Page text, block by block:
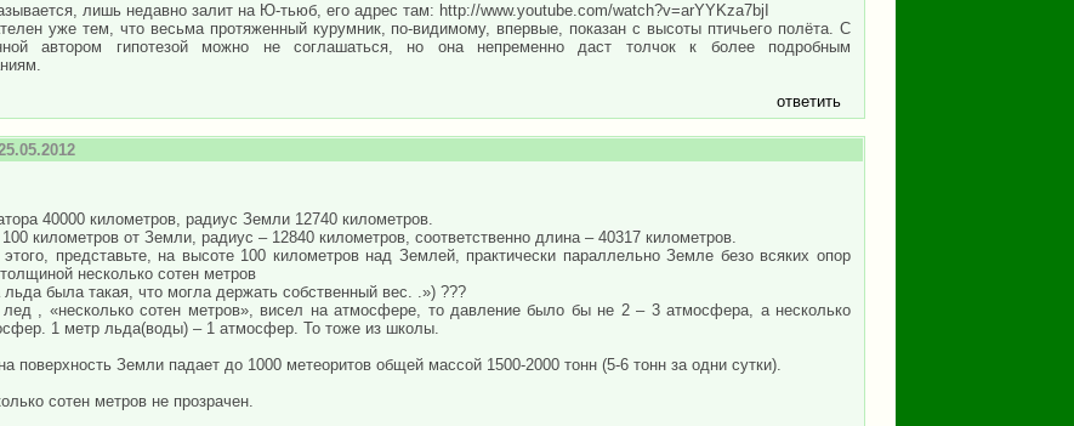
лишь недавно залит на Ю-тьюб, его адрес там: http://www.youtube.com/watch?v=arYYKza7bjI
уже тем, что весьма протяженный курумник, по-видимому, впервые, показан с высоты птичьего полёта. С
автором гипотезой можно не соглашаться, но она непременно даст толчок к более подробным
ответить
40000 километров, радиус Земли 12740 километров.
километров от Земли, радиус – 12840 километров, соответственно длина – 40317 километров.
представьте, на высоте 100 километров над Землей, практически параллельно Земле безо всяких опор
несколько сотен метров
была такая, что могла держать собственный вес. .») ???
лед , «несколько сотен метров», висел на атмосфере, то давление было бы не 2 – 3 атмосфера, а несколько
1 метр льда(воды) – 1 атмосфер. То тоже из школы.
поверхность Земли падает до 1000 метеоритов общей массой 1500-2000 тонн (5-6 тонн за одни сутки).
сотен метров не прозрачен.